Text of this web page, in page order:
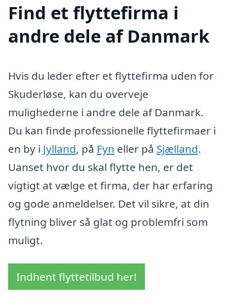
Find et flyttefirma i
andre dele af Danmark
Hvis du leder efter et flyttefirma uden for
Skuderløse, kan du overveje
mulighederne i andre dele af Danmark.
Du kan finde professionelle flyttefirmaer i
en by i Jylland, på Fyn eller på Sjælland.
Uanset hvor du skal flytte hen, er det
vigtigt at vælge et firma, der har erfaring
og gode anmeldelser. Det vil sikre, at din
flytning bliver så glat og problemfri som
muligt.
Indhent flyttetilbud her!